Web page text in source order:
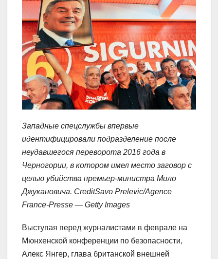
Западные спецслужбы впервые
идентифицировали подразделение после
неудавшегося переворота 2016 года в
Черногории, в котором имел место заговор с
целью убийства премьер-министра Мило
Джукановича. CreditSavo Prelevic/Agence
France-Presse — Getty Images
Выступая перед журналистами в феврале на
Мюнхенской конференции по безопасности,
Алекс Янгер, глава британской внешней